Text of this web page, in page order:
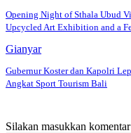
Opening Night of Sthala Ubud
Upcycled Art Exhibition and a
Gianyar
Gubernur Koster dan Kapolri
Angkat Sport Tourism Bali
Silakan masukkan